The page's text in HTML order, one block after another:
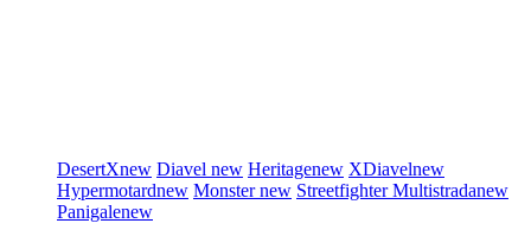
DesertXnew Diavel new Heritagenew XDiavelnew
Hypermotardnew Monsternew StreetfighterMultistradanew
Panigalenew